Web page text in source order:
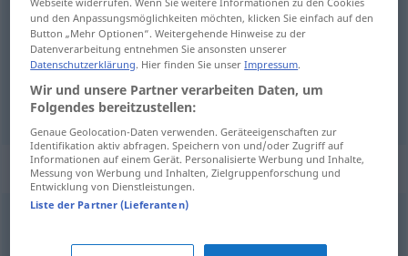
Schwingungf oscillation PHYS
Schwankung f oscillation
Synonyme für "oscillation"
und den Anpassungsmöglichkeiten möchten, klicken Sie einfach auf den
Button „Mehr Optionen“. Weitergehende Hinweise zu der
Datenverarbeitung entnehmen Sie ansonsten unserer
Datenschutzerklärung. Hier finden Sie unserImpressum.
Wir und unsere Partner verarbeiten Daten, um
Folgendes bereitzustellen:
Genaue Geolocation-Daten verwenden. Geräteeigenschaften zur
Identifikation aktiv abfragen. Speichern von und/oder Zugriff auf
Informationen auf einem Gerät. Personalisierte Werbung und Inhalte,
Messung von Werbung und Inhalten, Zielgruppenforschung und
Entwicklung von Dienstleistungen.
Liste der Partner (Lieferanten)